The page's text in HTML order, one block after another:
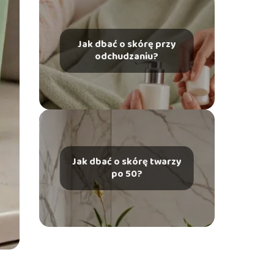
Jak dbać o skórę przy
odchudzaniu?
Jak dbać o skórę twarzy
po 50?